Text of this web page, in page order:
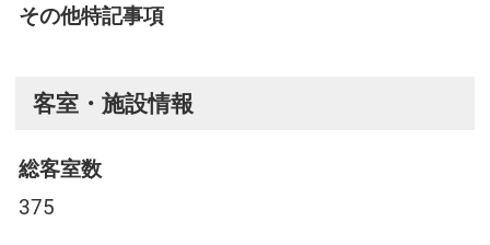
その他特記事項
客室・施設情報
総客室数
375